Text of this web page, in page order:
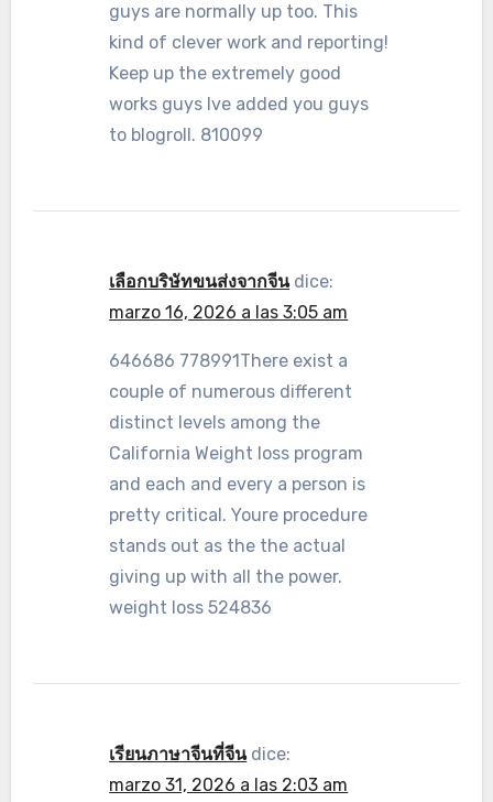
guys are normally up too. This
kind of clever work and reporting!
Keep up the extremely good
works guys Ive added you guys
to blogroll. 810099
เลือกบริษัทขนส่งจากจีน dice:
marzo 16, 2026 a las 3:05 am
646686 778991There exist a
couple of numerous different
distinct levels among the
California Weight loss program
and each and every a person is
pretty critical. Youre procedure
stands out as the the actual
giving up with all the power.
weight loss 524836
เรียนภาษาจีนที่จีน dice:
marzo 31, 2026 a las 2:03 am